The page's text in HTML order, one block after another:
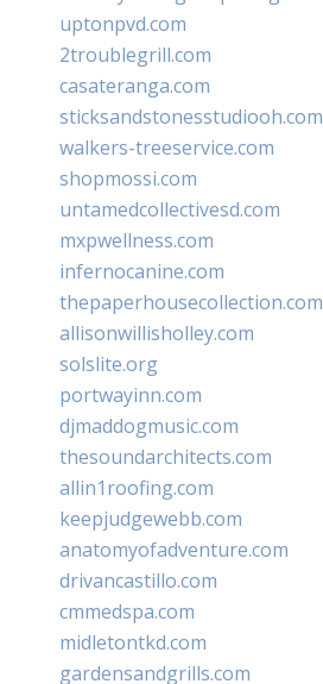
uptonpvd.com
2troublegrill.com
casateranga.com
sticksandstonesstudiooh.com
walkers-treeservice.com
shopmossi.com
untamedcollectivesd.com
mxpwellness.com
infernocanine.com
thepaperhousecollection.com
allisonwillisholley.com
solslite.org
portwayinn.com
djmaddogmusic.com
thesoundarchitects.com
allin1roofing.com
keepjudgewebb.com
anatomyofadventure.com
drivancastillo.com
cmmedspa.com
midletontkd.com
gardensandgrills.com